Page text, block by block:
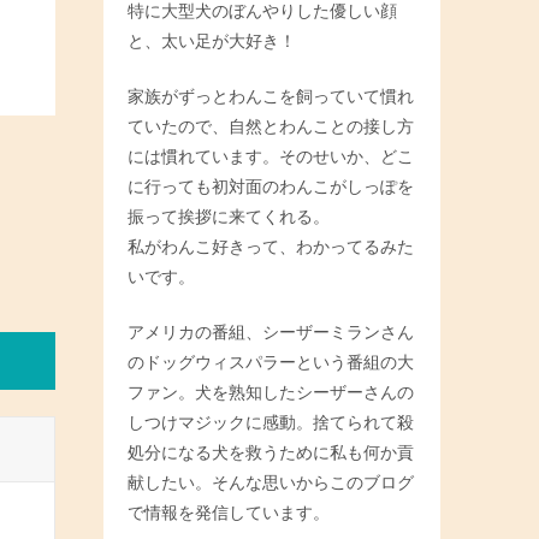
特に大型犬のぼんやりした優しい顔
と、太い足が大好き！
家族がずっとわんこを飼っていて慣れ
ていたので、自然とわんことの接し方
には慣れています。そのせいか、どこ
に行っても初対面のわんこがしっぽを
振って挨拶に来てくれる。
私がわんこ好きって、わかってるみた
いです。
アメリカの番組、シーザーミランさん
のドッグウィスパラーという番組の大
ファン。犬を熟知したシーザーさんの
しつけマジックに感動。捨てられて殺
処分になる犬を救うために私も何か貢
献したい。そんな思いからこのブログ
で情報を発信しています。